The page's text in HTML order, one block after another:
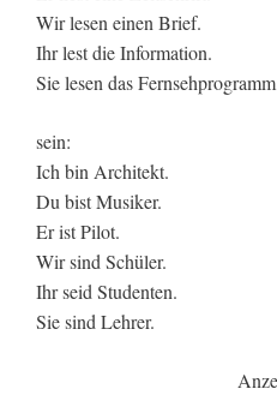
Wir lesen einen Brief.
Ihr lest die Information.
Sie lesen das
sein:
Ich bin Architekt.
Du bist Musiker.
Er ist Pilot.
Wir sind Schüler.
Ihr seid Studenten.
Sie sind Lehrer.